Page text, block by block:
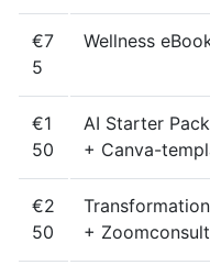
€7
5
Wellness
€1
50
AI Starter
+ Canva-
€2
50
+ Zoomconsult